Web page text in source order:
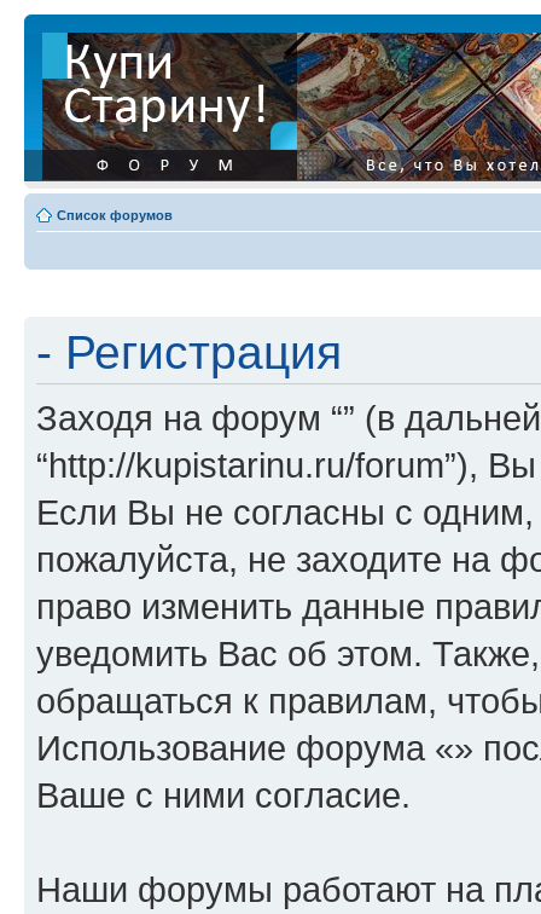
Список форумов
- Регистрация
Заходя на форум “” (в
“http://kupistarinu.ru/forum”),
Если Вы не согласны с
пожалуйста, не заходите на
право изменить данные
уведомить Вас об этом.
обращаться к правилам,
Использование форума «»
Ваше с ними согласие.
Наши форумы работают на